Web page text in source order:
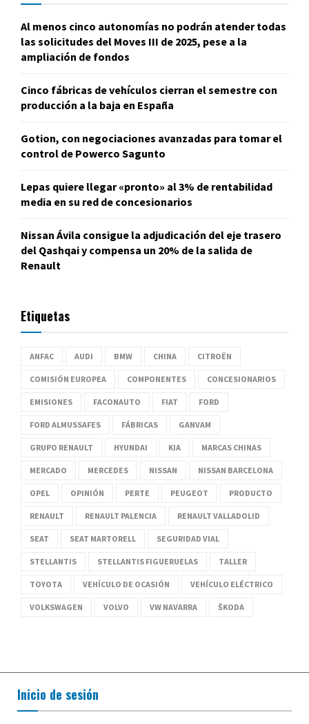
Al menos cinco autonomías no podrán atender todas
las solicitudes del Moves III de 2025, pese a la
ampliación de fondos
Cinco fábricas de vehículos cierran el semestre con
producción a la baja en España
Gotion, con negociaciones avanzadas para tomar el
control de Powerco Sagunto
Lepas quiere llegar «pronto» al 3% de rentabilidad
media en su red de concesionarios
Nissan Ávila consigue la adjudicación del eje trasero
del Qashqai y compensa un 20% de la salida de
Renault
Etiquetas
ANFAC AUDI BMW CHINA CITROËN
COMISIÓN EUROPEA COMPONENTES CONCESIONARIOS
EMISIONES FACONAUTO FIAT FORD
FORD ALMUSSAFES FÁBRICAS GANVAM
GRUPO RENAULT HYUNDAI KIA MARCAS CHINAS
MERCADO MERCEDES NISSAN NISSAN BARCELONA
OPEL OPINIÓN PERTE PEUGEOT PRODUCTO
RENAULT RENAULT PALENCIA RENAULT VALLADOLID
SEAT SEAT MARTORELL SEGURIDAD VIAL
STELLANTIS STELLANTIS FIGUERUELAS TALLER
TOYOTA VEHÍCULO DE OCASIÓN VEHÍCULO ELÉCTRICO
VOLKSWAGEN VOLVO VW NAVARRA ŠKODA
Inicio de sesión